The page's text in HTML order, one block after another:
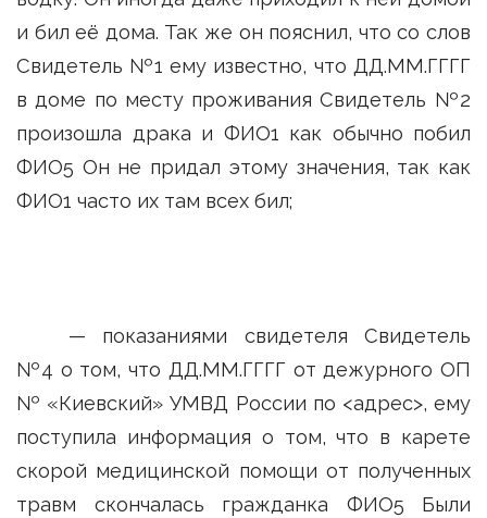
и бил её дома. Так же он пояснил, что со слов
Свидетель №1 ему известно, что ДД.ММ.ГГГГ
в доме по месту проживания Свидетель №2
произошла драка и ФИО1 как обычно побил
ФИО5 Он не придал этому значения, так как
ФИО1 часто их там всех бил;
— показаниями свидетеля Свидетель
№4 о том, что ДД.ММ.ГГГГ от дежурного ОП
№ «Киевский» УМВД России по <адрес>, ему
поступила информация о том, что в карете
скорой медицинской помощи от полученных
травм скончалась гражданка ФИО5 Были